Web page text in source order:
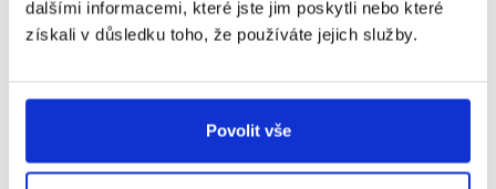
dalšími informacemi, které jste jim poskytli nebo které
získali v důsledku toho, že používáte jejich služby.
Povolit vše
které odpovídá definici potřeb a trajektorii vývoje procesů
v dodavatelsko-odběratelských vztazích.